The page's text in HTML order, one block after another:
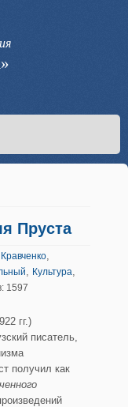
Пруста
,
, Культура,
1597
гг.)
писатель,
получил как